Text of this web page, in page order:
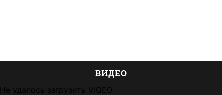
ВИДЕО
Не удалось загрузить VIQEO